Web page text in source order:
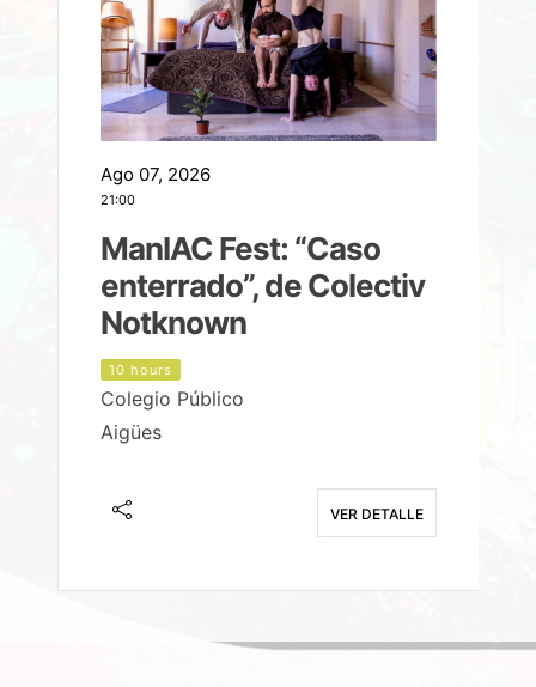
Ago 07, 2026
21:00
ManIAC Fest: “Caso
enterrado”, de Colectiv
Notknown
10 hours
Colegio Público
Aigües
VER DETALLE